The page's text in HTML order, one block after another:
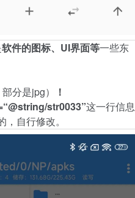
软件的图标、 UI界面等一些东
部分是jpg）
！
“@string/str0033”这一行信息
， 自行修改。